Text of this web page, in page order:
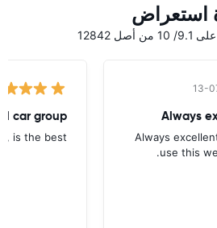
استعراض
12842
13-
Always
Always
use this
car group
is the best.